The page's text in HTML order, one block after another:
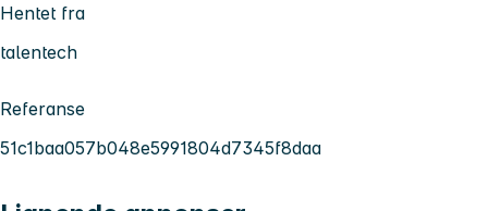
Hentet fra
talentech
Referanse
51c1baa057b048e5991804d7345f8daa